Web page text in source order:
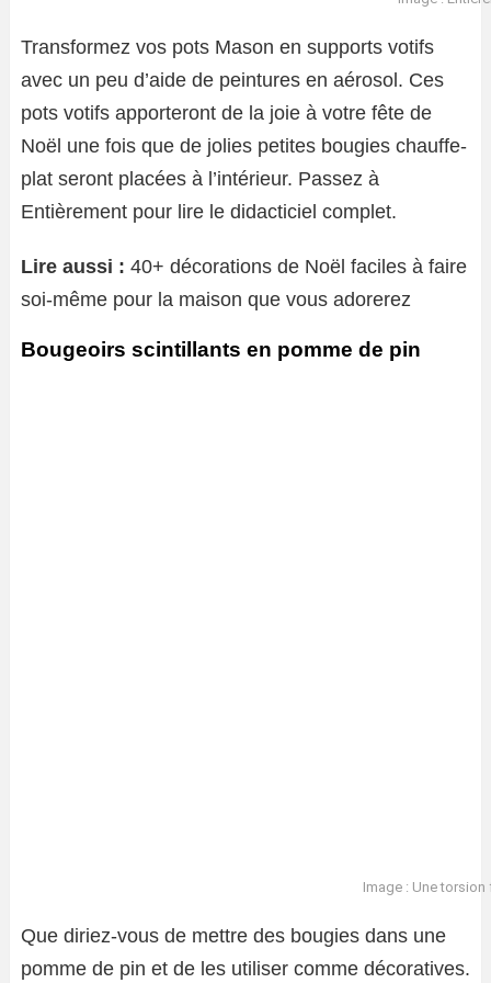
Transformez vos pots Mason en supports votifs
avec un peu d’aide de peintures en aérosol. Ces
pots votifs apporteront de la joie à votre fête de
Noël une fois que de jolies petites bougies chauffe-
plat seront placées à l’intérieur. Passez à
Entièrement pour lire le didacticiel complet.
Lire aussi : 40+ décorations de Noël faciles à faire
soi-même pour la maison que vous adorerez
Bougeoirs scintillants en pomme de pin
Image : Une
Que diriez-vous de mettre des bougies dans une
pomme de pin et de les utiliser comme décoratives.